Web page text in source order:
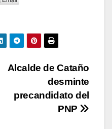
Alcalde de Cataño
desminte
precandidato del
PNP